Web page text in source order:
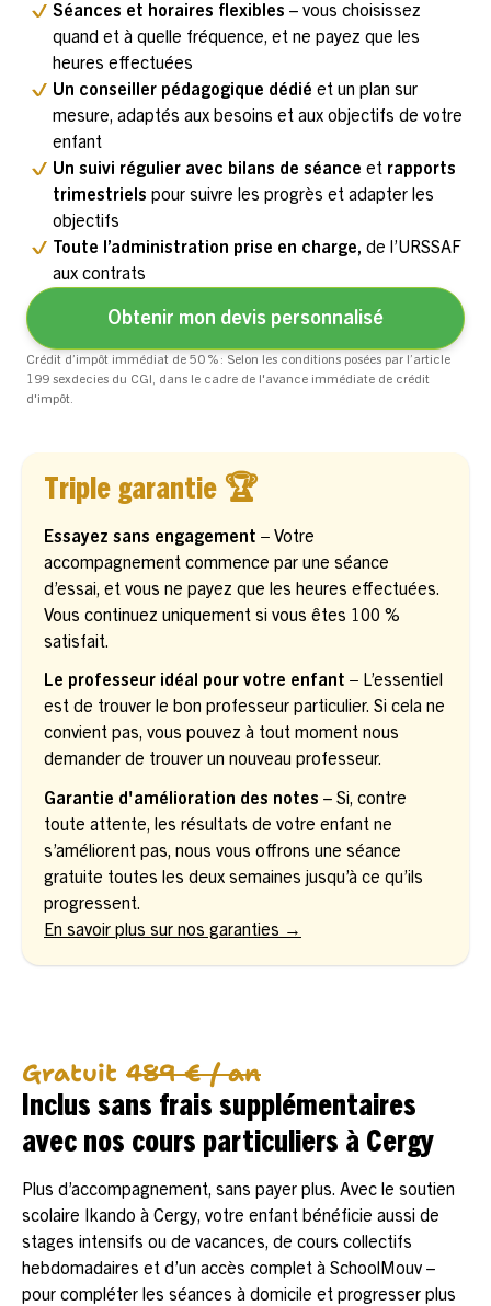
Séances et horaires flexibles – vous choisissez
quand et à quelle fréquence, et ne payez que les
heures effectuées
Un conseiller pédagogique dédié et un plan sur
mesure, adaptés aux besoins et aux objectifs de votre
enfant
Un suivi régulier avec bilans de séance et rapports
trimestriels pour suivre les progrès et adapter les
objectifs
Toute l’administration prise en charge, de l’URSSAF
aux contrats
Obtenir mon devis personnalisé
Crédit d’impôt immédiat de 50 % : Selon les conditions posées par l’article
199 sexdecies du CGI, dans le cadre de l'avance immédiate de crédit
d'impôt.
Triple garantie 🏆
Essayez sans engagement – Votre
accompagnement commence par une séance
d’essai, et vous ne payez que les heures effectuées.
Vous continuez uniquement si vous êtes 100 %
satisfait.
Le professeur idéal pour votre enfant – L’essentiel
est de trouver le bon professeur particulier. Si cela ne
convient pas, vous pouvez à tout moment nous
demander de trouver un nouveau professeur.
Garantie d'amélioration des notes – Si, contre
toute attente, les résultats de votre enfant ne
s’améliorent pas, nous vous offrons une séance
gratuite toutes les deux semaines jusqu’à ce qu’ils
progressent.
En savoir plus sur nos garanties →
Gratuit 489 € / an
Inclus sans frais supplémentaires
avec nos cours particuliers à Cergy
Plus d’accompagnement, sans payer plus. Avec le soutien
scolaire Ikando à Cergy, votre enfant bénéficie aussi de
stages intensifs ou de vacances, de cours collectifs
hebdomadaires et d’un accès complet à SchoolMouv –
pour compléter les séances à domicile et progresser plus